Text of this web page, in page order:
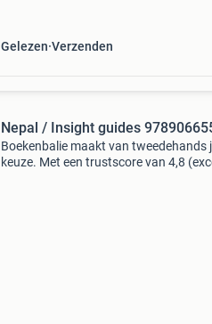
Gelezen Verzenden
Nepal / Insight guides
Boekenbalie maakt van tweedehands
keuze. Met een trustscore van 4,8